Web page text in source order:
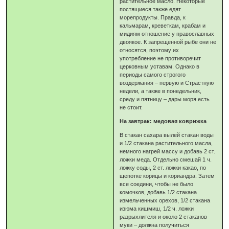
постящиеся также едят
морепродукты. Правда, к
кальмарам, креветкам, крабам и
мидиям отношение у православных
двоякое. К запрещенной рыбе они не
относятся, поэтому их
употребление не противоречит
церковным уставам. Однако в
периоды самого строгого
воздержания – первую и Страстную
недели, а также в понедельник,
среду и пятницу – дары моря есть
не стоит.
На завтрак: медовая коврижка
В стакан сахара вылей стакан воды
и 1/2 стакана растительного масла,
немного нагрей массу и добавь 2 ст.
ложки меда. Отдельно смешай 1 ч.
ложку соды, 2 ст. ложки какао, по
щепотке корицы и кориандра. Затем
все соедини, чтобы не было
комочков, добавь 1/2 стакана
измельченных орехов, 1/2 стакана
изюма кишмиш, 1/2 ч. ложки
разрыхлителя и около 2 стаканов
муки – должна получиться